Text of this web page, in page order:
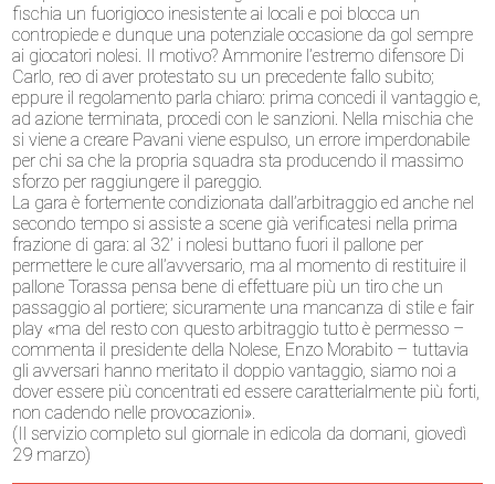
fischia un fuorigioco inesistente ai locali e poi blocca un
contropiede e dunque una potenziale occasione da gol sempre
ai giocatori nolesi. Il motivo? Ammonire l’estremo difensore Di
Carlo, reo di aver protestato su un precedente fallo subito;
eppure il regolamento parla chiaro: prima concedi il vantaggio e,
ad azione terminata, procedi con le sanzioni. Nella mischia che
si viene a creare Pavani viene espulso, un errore imperdonabile
per chi sa che la propria squadra sta producendo il massimo
sforzo per raggiungere il pareggio.
La gara è fortemente condizionata dall’arbitraggio ed anche nel
secondo tempo si assiste a scene già verificatesi nella prima
frazione di gara: al 32’ i nolesi buttano fuori il pallone per
permettere le cure all’avversario, ma al momento di restituire il
pallone Torassa pensa bene di effettuare più un tiro che un
passaggio al portiere; sicuramente una mancanza di stile e fair
play «ma del resto con questo arbitraggio tutto è permesso –
commenta il presidente della Nolese, Enzo Morabito – tuttavia
gli avversari hanno meritato il doppio vantaggio, siamo noi a
dover essere più concentrati ed essere caratterialmente più forti,
non cadendo nelle provocazioni».
(Il servizio completo sul giornale in edicola da domani, giovedì
29 marzo)